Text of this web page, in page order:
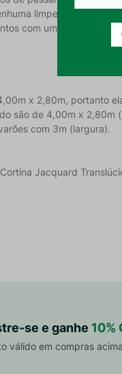
limpeza a seco no
com uma corda
x 2,80m, portanto
são de 4,00m x 2,80m
com 3m (largura).
Jacquard
se e ganhe 10%
válido em compras